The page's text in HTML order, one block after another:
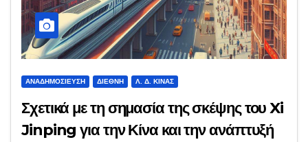
ΑΝΑΔΗΜΟΣΊΕΥΣΗ ΔΙΕΘΝΉ Λ. Δ. ΚΊΝΑΣ
Σχετικά με τη σημασία της σκέψης του Xi
Jinping για την Κίνα και την ανάπτυξή